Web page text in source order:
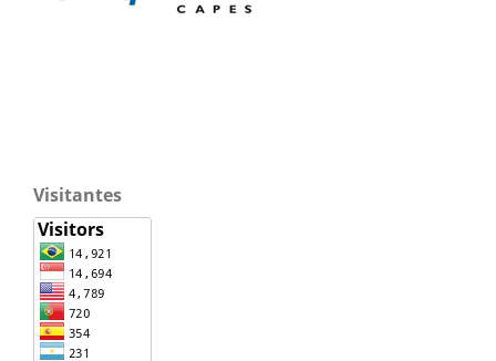
Visitantes